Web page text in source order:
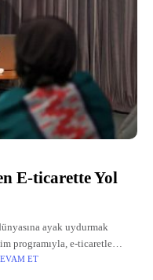
E-ticarette Yol
ayak uydurmak
programıyla, e-ticaretle
sahiplerine yol
ET